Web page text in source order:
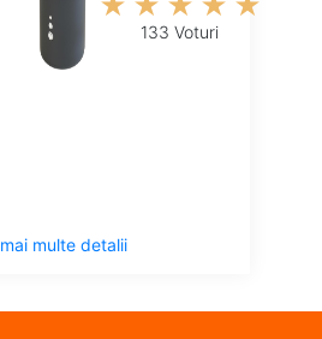
133 Voturi
mai multe detalii